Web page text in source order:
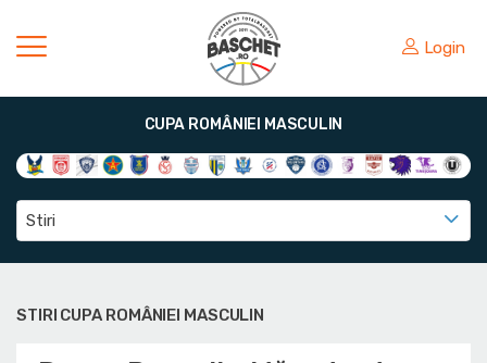
Login
CUPA ROMÂNIEI MASCULIN
Stiri
STIRI CUPA ROMÂNIEI MASCULIN